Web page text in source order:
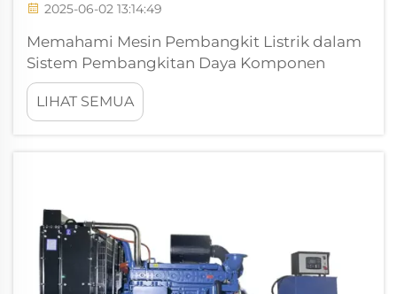
2025-06-02 13:14:49
Memahami Mesin Pembangkit Listrik dalam
Sistem Pembangkitan Daya Komponen
Utama dari Mesin Pembangkit Listrik Modern
Memahami komponen inti dari mesin
pembangkit listrik sangat penting untuk
LIHAT SEMUA